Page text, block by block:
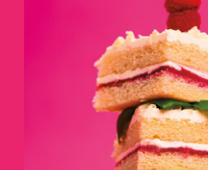
EN CLUB
VERSION
DÉTAILS